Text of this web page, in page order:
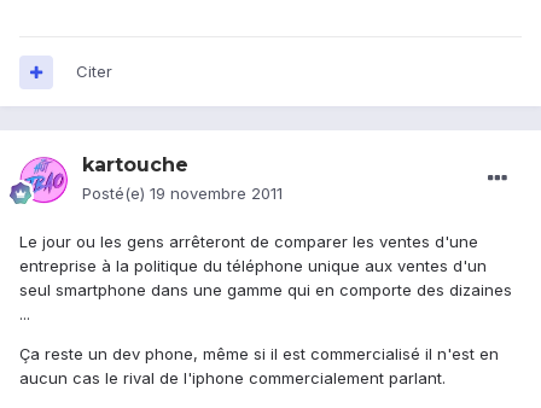
Citer
kartouche
Posté(e) 19 novembre 2011
Le jour ou les gens arrêteront de comparer les ventes d'une
entreprise à la politique du téléphone unique aux ventes d'un
seul smartphone dans une gamme qui en comporte des dizaines
...
Ça reste un dev phone, même si il est commercialisé il n'est en
aucun cas le rival de l'iphone commercialement parlant.